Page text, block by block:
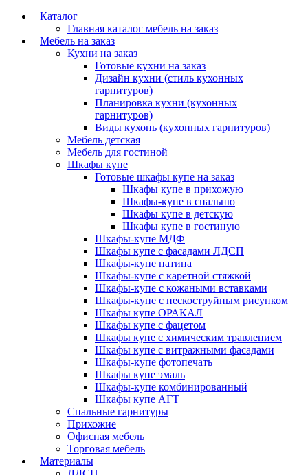
Каталог
Главная каталог мебель на заказ
Мебель на заказ
Кухни на заказ
Готовые кухни на заказ
Дизайн кухни (стиль кухонных
гарнитуров)
Планировка кухни (кухонных
гарнитуров)
Виды кухонь (кухонных гарнитуров)
Мебель детская
Мебель для гостиной
Шкафы купе
Готовые шкафы купе на заказ
Шкафы купе в прихожую
Шкафы-купе в спальню
Шкафы купе в детскую
Шкафы купе в гостиную
Шкафы-купе МДФ
Шкафы купе с фасадами ЛДСП
Шкафы-купе патина
Шкафы-купе с каретной стяжкой
Шкафы-купе с кожаными вставками
Шкафы-купе с пескоструйным рисунком
Шкафы купе ОРАКАЛ
Шкафы купе с фацетом
Шкафы купе с химическим травлением
Шкафы купе с витражными фасадами
Шкафы-купе фотопечать
Шкафы купе эмаль
Шкафы-купе комбинированный
Шкафы купе АГТ
Спальные гарнитуры
Прихожие
Офисная мебель
Торговая мебель
Материалы